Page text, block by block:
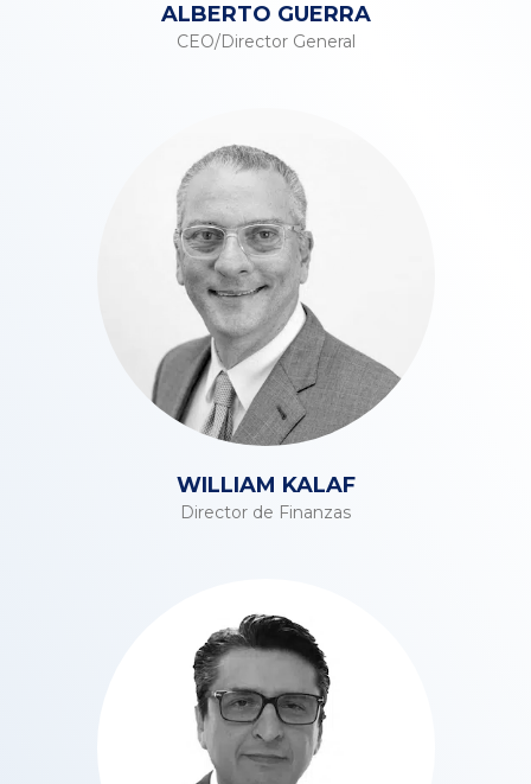
ALBERTO GUERRA
CEO/Director General
WILLIAM KALAF
Director de Finanzas